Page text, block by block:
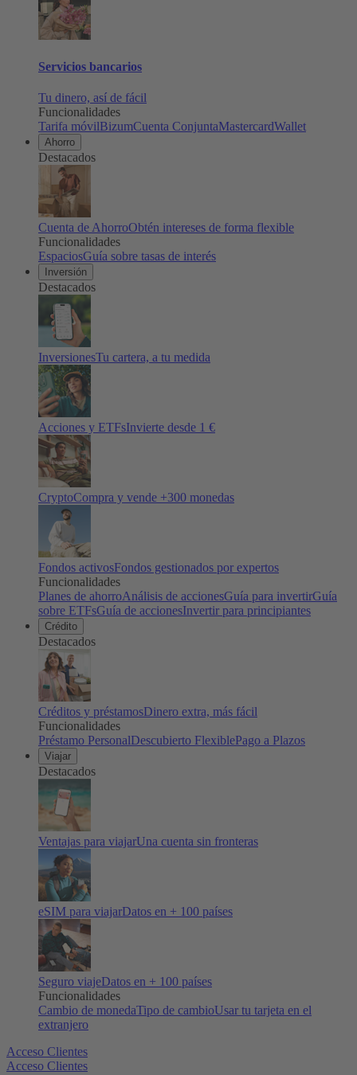
Servicios bancarios
Tu dinero, así de fácil
Funcionalidades
Tarifa móvilBizumCuenta ConjuntaMastercardWallet
Ahorro
Destacados
Cuenta de AhorroObtén intereses de forma flexible
Funcionalidades
EspaciosGuía sobre tasas de interés
Inversión
Destacados
InversionesTu cartera, a tu medida
Acciones y ETFsInvierte desde 1 €
CryptoCompra y vende +300 monedas
Fondos activosFondos gestionados por expertos
Funcionalidades
Planes de ahorroAnálisis de accionesGuía para invertirGuía
sobre ETFsGuía de accionesInvertir para principiantes
Crédito
Destacados
Créditos y préstamosDinero extra, más fácil
Funcionalidades
Préstamo PersonalDescubierto FlexiblePago a Plazos
Viajar
Destacados
Ventajas para viajarUna cuenta sin fronteras
eSIM para viajarDatos en + 100 países
Seguro viajeDatos en + 100 países
Funcionalidades
Cambio de monedaTipo de cambioUsar tu tarjeta en el
extranjero
Acceso Clientes
Acceso Clientes